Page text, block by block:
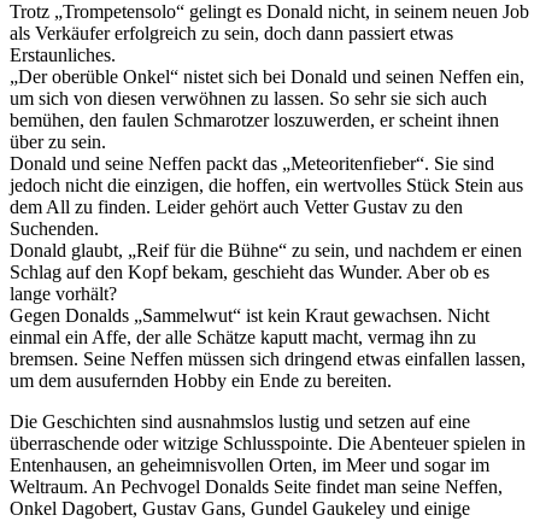
Trotz „Trompetensolo“ gelingt es Donald nicht, in seinem neuen Job
als Verkäufer erfolgreich zu sein, doch dann passiert etwas
Erstaunliches.
„Der oberüble Onkel“ nistet sich bei Donald und seinen Neffen ein,
um sich von diesen verwöhnen zu lassen. So sehr sie sich auch
bemühen, den faulen Schmarotzer loszuwerden, er scheint ihnen
über zu sein.
Donald und seine Neffen packt das „Meteoritenfieber“. Sie sind
jedoch nicht die einzigen, die hoffen, ein wertvolles Stück Stein aus
dem All zu finden. Leider gehört auch Vetter Gustav zu den
Suchenden.
Donald glaubt, „Reif für die Bühne“ zu sein, und nachdem er einen
Schlag auf den Kopf bekam, geschieht das Wunder. Aber ob es
lange vorhält?
Gegen Donalds „Sammelwut“ ist kein Kraut gewachsen. Nicht
einmal ein Affe, der alle Schätze kaputt macht, vermag ihn zu
bremsen. Seine Neffen müssen sich dringend etwas einfallen lassen,
um dem ausufernden Hobby ein Ende zu bereiten.
Die Geschichten sind ausnahmslos lustig und setzen auf eine
überraschende oder witzige Schlusspointe. Die Abenteuer spielen in
Entenhausen, an geheimnisvollen Orten, im Meer und sogar im
Weltraum. An Pechvogel Donalds Seite findet man seine Neffen,
Onkel Dagobert, Gustav Gans, Gundel Gaukeley und einige